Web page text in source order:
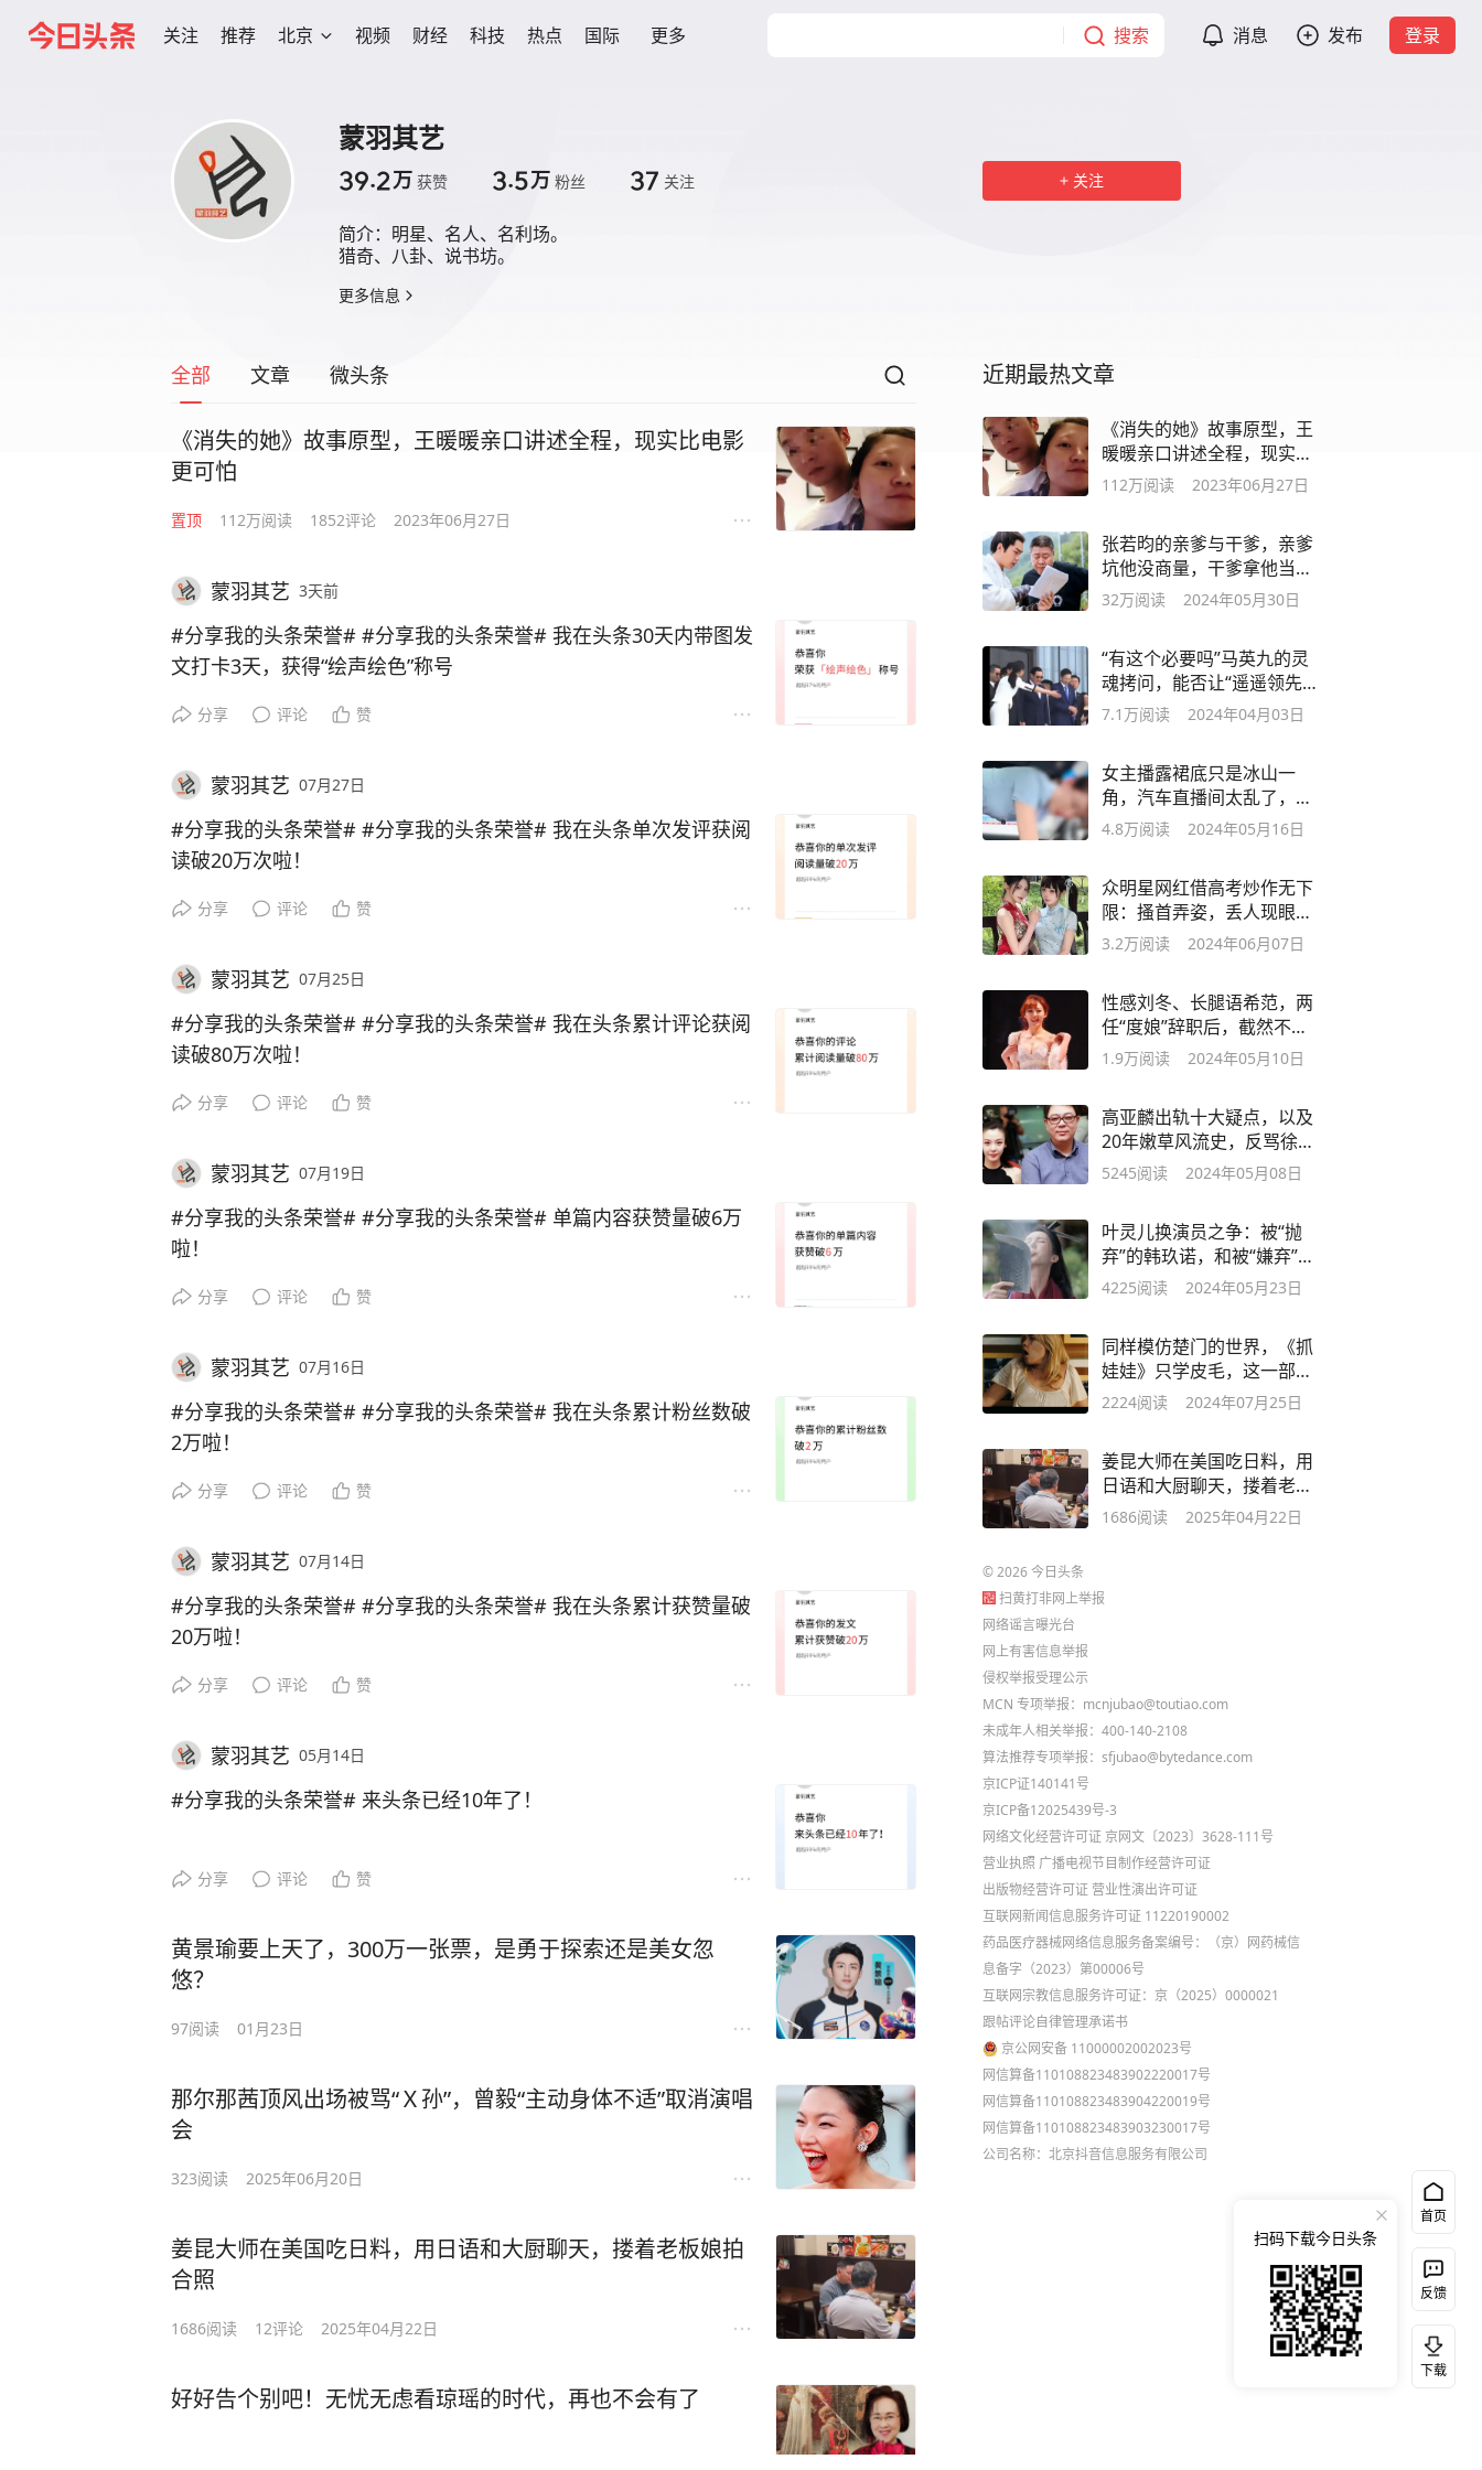
关注 推荐 北京 视频 财经 科技 热点 国际 更多 搜索 消息 发布 登录
蒙羽其艺
39.2万 获赞 3.5万 粉丝 37 关注
简介： 明星、名人、名利场。
猎奇、八卦、说书坊。
更多信息
关注
全部 文章 微头条
《消失的她》故事原型，王暖暖亲口讲述全程，现实比电影
更可怕
置顶 112万阅读 1852评论 2023年06月27日
蒙羽其艺 3天前
#分享我的头条荣誉# #分享我的头条荣誉# 我在头条30天内带图发
文打卡3天，获得“绘声绘色”称号
分享 评论 赞
蒙羽其艺 07月27日
#分享我的头条荣誉# #分享我的头条荣誉# 我在头条单次发评获阅
读破20万次啦！
分享 评论 赞
蒙羽其艺 07月25日
#分享我的头条荣誉# #分享我的头条荣誉# 我在头条累计评论获阅
读破80万次啦！
分享 评论 赞
蒙羽其艺 07月19日
#分享我的头条荣誉# #分享我的头条荣誉# 单篇内容获赞量破6万
啦！
分享 评论 赞
蒙羽其艺 07月16日
#分享我的头条荣誉# #分享我的头条荣誉# 我在头条累计粉丝数破
2万啦！
分享 评论 赞
蒙羽其艺 07月14日
#分享我的头条荣誉# #分享我的头条荣誉# 我在头条累计获赞量破
20万啦！
分享 评论 赞
蒙羽其艺 05月14日
#分享我的头条荣誉# 来头条已经10年了！
分享 评论 赞
黄景瑜要上天了，300万一张票，是勇于探索还是美女忽
悠？
97阅读 01月23日
那尔那茜顶风出场被骂“Ｘ孙”，曾毅“主动身体不适”取消演唱
会
323阅读 2025年06月20日
姜昆大师在美国吃日料，用日语和大厨聊天，搂着老板娘拍
合照
1686阅读 12评论 2025年04月22日
好好告个别吧！无忧无虑看琼瑶的时代，再也不会有了
近期最热文章
《消失的她》故事原型，王
暖暖亲口讲述全程，现实比
电影更可怕
112万阅读 2023年06月27日
张若昀的亲爹与干爹，亲爹
坑他没商量，干爹拿他当儿
子
32万阅读 2024年05月30日
“有这个必要吗”马英九的灵
魂拷问，能否让“遥遥领先”
们警醒？
7.1万阅读 2024年04月03日
女主播露裙底只是冰山一
角，汽车直播间太乱了，各
种诱惑和暗示
4.8万阅读 2024年05月16日
众明星网红借高考炒作无下
限：搔首弄姿，丢人现眼，
太羞耻了
3.2万阅读 2024年06月07日
性感刘冬、长腿语希范，两
任“度娘”辞职后，截然不同
的人生现状
1.9万阅读 2024年05月10日
高亚麟出轨十大疑点，以及
20年嫩草风流史，反骂徐梓
钧是“鸡”
5245阅读 2024年05月08日
叶灵儿换演员之争：被“抛
弃”的韩玖诺，和被“嫌弃”的
金晨
4225阅读 2024年05月23日
同样模仿楚门的世界，《抓
娃娃》只学皮毛，这一部却
令人毛骨悚然
2224阅读 2024年07月25日
姜昆大师在美国吃日料，用
日语和大厨聊天，搂着老板
娘拍合照
1686阅读 2025年04月22日
©2026今日头条
扫黄打非网上举报
网络谣言曝光台
网上有害信息举报
侵权举报受理公示
MCN 专项举报：mcnjubao@toutiao.com
未成年人相关举报：400-140-2108
算法推荐专项举报：sfjubao@bytedance.com
京ICP证140141号
京ICP备12025439号-3
网络文化经营许可证 京网文〔2023〕3628-111号
营业执照 广播电视节目制作经营许可证
出版物经营许可证 营业性演出许可证
互联网新闻信息服务许可证 11220190002
药品医疗器械网络信息服务备案编号：（京）网药械信
息备字（2023）第00006号
互联网宗教信息服务许可证：京（2025）0000021
跟帖评论自律管理承诺书
京公网安备 11000002002023号
网信算备110108823483902220017号
网信算备110108823483904220019号
网信算备110108823483903230017号
公司名称：北京抖音信息服务有限公司
首页
反馈
下载
扫码下载今日头条